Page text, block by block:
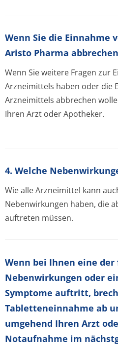
Wenn Sie die Einnahme
Aristo Pharma abbrechen
Wenn Sie weitere Fragen zur
Arzneimittels haben oder die
Arzneimittels abbrechen
Ihren Arzt oder Apotheker.
4. Welche
Wie alle Arzneimittel kann
Nebenwirkungen haben, die
auftreten müssen.
Wenn bei Ihnen eine
Nebenwirkungen oder
Symptome auftritt,
Tabletteneinnahme ab
umgehend Ihren Arzt
Notaufnahme im